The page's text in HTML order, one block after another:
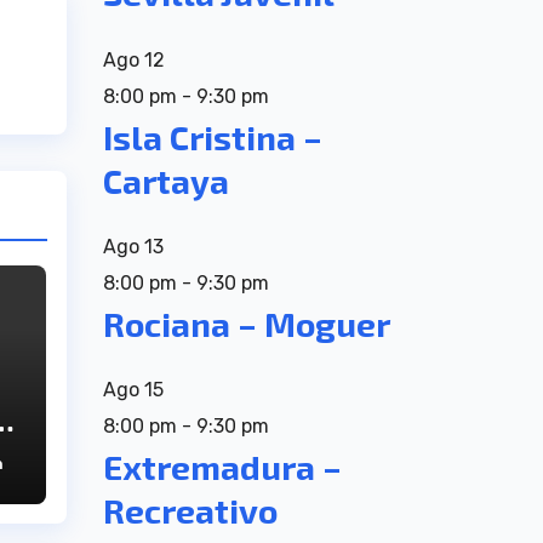
Ago 12
8:00 pm - 9:30 pm
Isla Cristina –
Cartaya
Ago 13
8:00 pm - 9:30 pm
Rociana – Moguer
Ago 15
8:00 pm - 9:30 pm
Extremadura –
Recreativo